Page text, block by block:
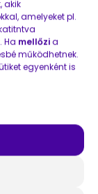
akik
amelyeket pl.
Ha mellőzia
működhetnek.
egyenként is